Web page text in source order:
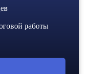
работы